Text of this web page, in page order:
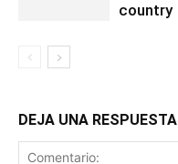
country
DEJA UNA RESPUESTA